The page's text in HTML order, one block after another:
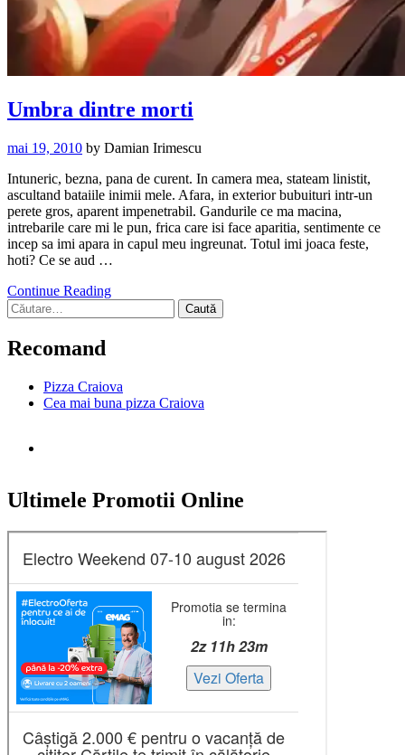
Umbra dintre morti
mai 19, 2010 by Damian Irimescu
Intuneric, bezna, pana de curent. In camera mea, stateam linistit,
ascultand bataiile inimii mele. Afara, in exterior bubuituri intr-un
perete gros, aparent impenetrabil. Gandurile ce ma macina,
intrebarile care mi le pun, frica care isi face aparitia, sentimente ce
incep sa imi apara in capul meu ingreunat. Totul imi joaca feste,
hoti? Ce se aud …
Continue Reading
Caută
după:
Recomand
Pizza Craiova
Cea mai buna pizza Craiova
Ultimele Promotii Online